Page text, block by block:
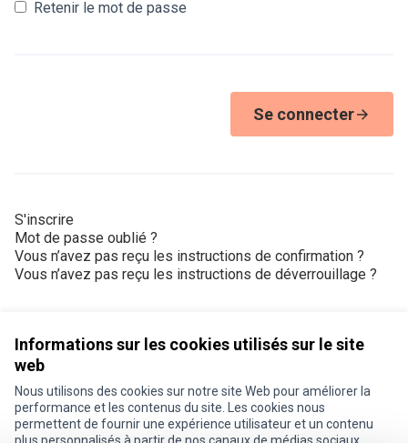
Informations sur les cookies utilisés sur le site
web
Nous utilisons des cookies sur notre site Web pour améliorer la
performance et les contenus du site. Les cookies nous
permettent de fournir une expérience utilisateur et un contenu
Retenir le mot de passe
Se connecter
S'inscrire
Mot de passe oublié ?
Vous n’avez pas reçu les instructions de confirmation ?
Vous n’avez pas reçu les instructions de déverrouillage ?
Conditions d'utilisation
Paramètres des cookies
Je participe ! sur X
Je participe ! sur Facebook
Je participe ! sur Instagram